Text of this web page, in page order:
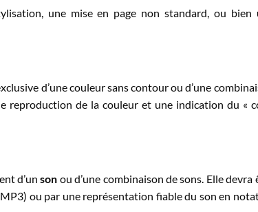
une mise en page non standard, ou bien
d’une couleur sans contour ou d’une
reproduction de la couleur et une indication du «
d’unson ou d’une combinaison de sons. Elle devra
ou par une représentation fiable du son en